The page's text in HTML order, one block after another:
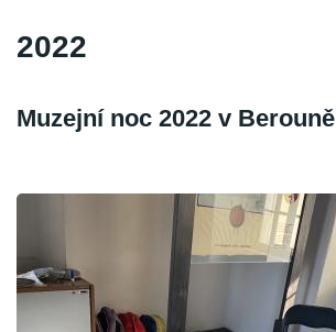
2022
Muzejní noc 2022 v Berouně